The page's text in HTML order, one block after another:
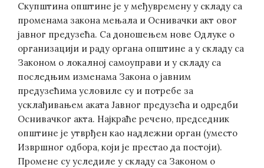
Скупштина општине је у међувремену у складу са
променама закона мењала и Оснивачки акт овог
јавног предузећа. Са доношењем нове Одлуке о
организацији и раду органа општине а у складу са
Законом о локалној самоуправи и у складу са
последњим изменама Закона о јавним
предузећима условиле су и потребе за
усклађивањем аката Јавног предузећа и одредби
Оснивачког акта. Најкраће речено, председник
општине је утврђен као надлежни орган (уместо
Извршног одбора, који је престао да постоји).
Промене су уследиле у складу са Законом о